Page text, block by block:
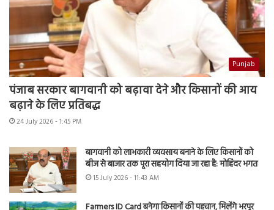
Punjab
पंजाब सरकार बागवानी को बढ़ावा देने और किसानों की आय
बढ़ाने के लिए प्रतिबद्ध
24 July 2026 - 1:45 PM
बागवानी को लाभकारी व्यवसाय बनाने के लिए किसानों को
बीज से बाजार तक पूरा सहयोग दिया जा रहा है: मोहिंदर भगत
15 July 2026 - 11:43 AM